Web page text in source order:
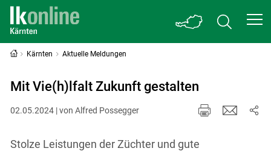
Kärnten Aktuelle Meldungen
Mit Vie(h)lfalt Zukunft gestalten
02.05.2024 | von Alfred Possegger
Stolze Leistungen der Züchter und gute